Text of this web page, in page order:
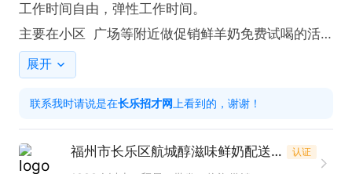
工作时间自由，弹性工作时间。
主要在小区  广场等附近做促销鲜羊奶免费试喝的活
动。
送的时间大概2个小时左右，送完剩下的时间做推广
息的，节假日也有放假！
展开
联系我时请说是在长乐招才网 上看到的，谢谢！
福州市长乐区航城醇滋味鲜奶配送店 认证